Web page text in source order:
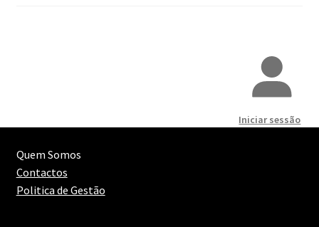
Iniciar sessão
Quem Somos
Contactos
Politica de Gestão